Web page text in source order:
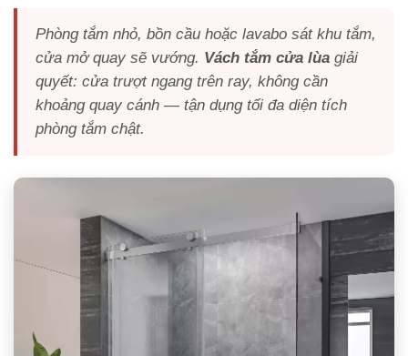
Phòng tắm nhỏ, bồn cầu hoặc lavabo sát khu tắm,
cửa mở quay sẽ vướng. Vách tắm cửa lùa giải
quyết: cửa trượt ngang trên ray, không cần
khoảng quay cánh — tận dụng tối đa diện tích
phòng tắm chật.